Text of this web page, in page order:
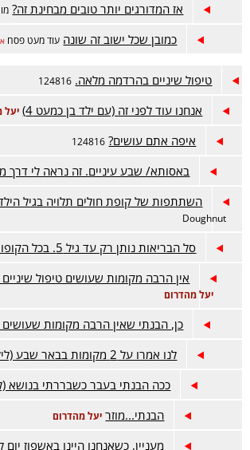
אז המדורגים יותר טובים מבחינת זה?
כמובן שכל ישוב זה שונה עוד מעט פסח
טיפול שיניים בהרדמה מלאה. 124816
אנחנו עוד לפני זה (עם ילד בן כמעט 4) יעל
איפה אתם עושים? 124816
באסותא/ שבע עיניים. זה נראה לי דרך
השתתפות של קופת חולים תלויה בגיל
Doughnut
סל הבריאות נותן רק עד גיל 5. בכל הקופות
אין הרבה מקומות שעושים טיפול
יעל מהדרום
כן, הבנתי שאין הרבה מקומות
לנו אמרו על 2 מקומות בבאר שבע (לילד קטן)
ככה הבנתי בעבר כשבררתי בנושא
הבנתי...מוזר יעל מהדרום
מעניין, כשאנחנו היינו באשפוז